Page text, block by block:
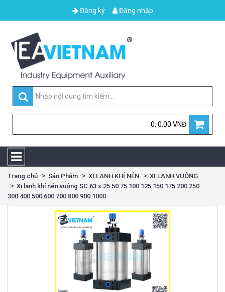
Đăng ký Đăng nhập
0: 0.00 VNĐ
Trang chủ Sản Phẩm XI LANH KHÍ NÉN
XI LANH VUÔNG
Xi lanh khí nén vuông SC 63 x 25 50 75 100 125 150 175 200 250
300 400 500 600 700 800 900 1000